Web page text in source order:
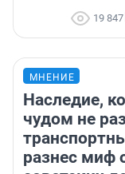
19 847
МНЕНИЕ
Наследие,
чудом не
разнес миф